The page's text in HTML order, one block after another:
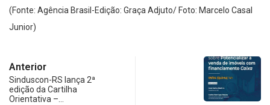
(Fonte: Agência Brasil-Edição: Graça Adjuto/ Foto: Marcelo Casal
Junior)
Anterior
Sinduscon-RS lança 2ª
edição da Cartilha
Orientativa –…